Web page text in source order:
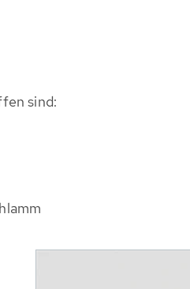
sind: